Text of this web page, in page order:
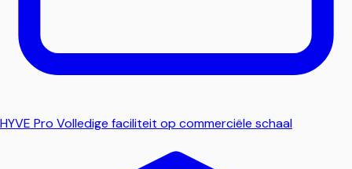
HYVE Pro Volledige faciliteit op commerciële schaal